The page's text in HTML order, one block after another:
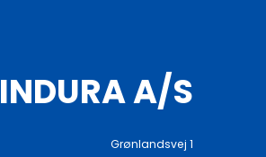
INDURA A/S
Grønlandsvej 1